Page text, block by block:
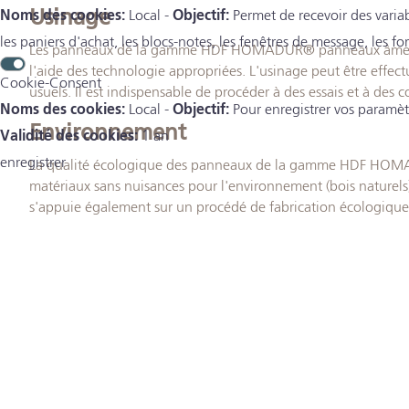
Noms des cookies: Local - Objectif: Permet de recevoir des
les paniers d'achat, les blocs-notes, les fenêtres de message, les
Cookie-Consent
Noms des cookies: Local - Objectif: Pour enregistrer vos
Validité des cookies:1 an
enregistrer
Usinage
Les panneaux de la gamme HDF HOMADUR® panneaux
l'aide des technologie appropriées. L'usinage peut être
usuels. Il est indispensable de procéder à des essais et à des
Environnement
La qualité écologique des panneaux de la gamme HDF
matériaux sans nuisances pour l'environnement (bois
s'appuie également sur un procédé de fabrication